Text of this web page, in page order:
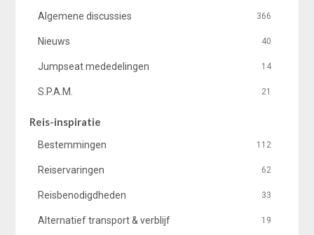
366
Algemene discussies
40
Nieuws
14
Jumpseat mededelingen
21
S.P.A.M.
Reis-inspiratie
112
Bestemmingen
62
Reiservaringen
33
Reisbenodigdheden
19
Alternatief transport & verblijf